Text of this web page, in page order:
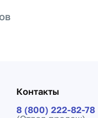
Контакты
8 (800) 222-82-78